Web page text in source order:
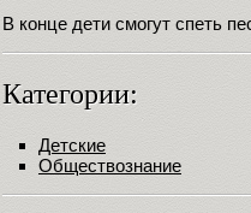
В конце дети смогут спеть
Категории:
Детские
Обществознание